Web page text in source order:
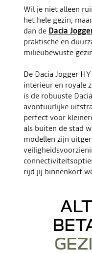
Wil je niet alleen
het hele gezin,
dan de Dacia
praktische en
milieubewuste
De Dacia Jogger
interieur en royale
is de robuuste
avontuurlijke
perfect voor
als buiten de stad
modellen zijn
rijd jij binnenkort